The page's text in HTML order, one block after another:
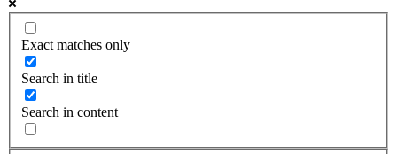
Exact matches only
Search in title
Search in content